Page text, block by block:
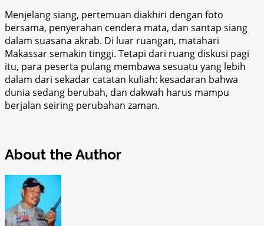
Menjelang siang, pertemuan diakhiri dengan foto
bersama, penyerahan cendera mata, dan santap siang
dalam suasana akrab. Di luar ruangan, matahari
Makassar semakin tinggi. Tetapi dari ruang diskusi pagi
itu, para peserta pulang membawa sesuatu yang lebih
dalam dari sekadar catatan kuliah: kesadaran bahwa
dunia sedang berubah, dan dakwah harus mampu
berjalan seiring perubahan zaman.
About the Author